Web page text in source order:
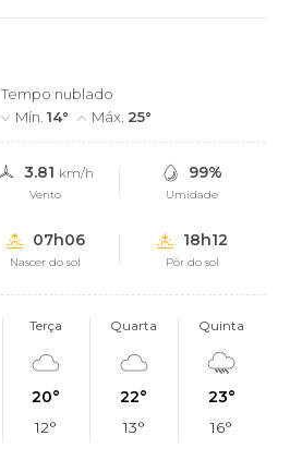
Tempo nublado
Mín.14° Máx. 25°
3.81 km/h
Vento
99%
Umidade
07h06
Nascer do sol
18h12
Pôr do sol
Terça
20°
12°
Quarta
22°
13°
Quinta
23°
16°